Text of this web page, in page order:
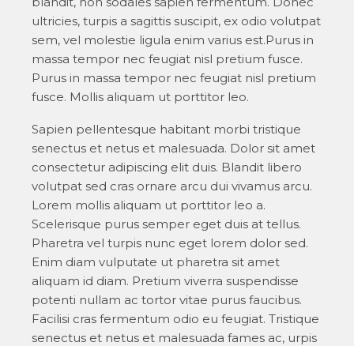
ultricies, turpis a sagittis suscipit, ex odio volutpat
sem, vel molestie ligula enim varius est.Purus in
massa tempor nec feugiat nisl pretium fusce.
Purus in massa tempor nec feugiat nisl pretium
fusce. Mollis aliquam ut porttitor leo.
Sapien pellentesque habitant morbi tristique
senectus et netus et malesuada. Dolor sit amet
consectetur adipiscing elit duis. Blandit libero
volutpat sed cras ornare arcu dui vivamus arcu.
Lorem mollis aliquam ut porttitor leo a.
Scelerisque purus semper eget duis at tellus.
Pharetra vel turpis nunc eget lorem dolor sed.
Enim diam vulputate ut pharetra sit amet
aliquam id diam. Pretium viverra suspendisse
potenti nullam ac tortor vitae purus faucibus.
Facilisi cras fermentum odio eu feugiat. Tristique
senectus et netus et malesuada fames ac, urpis